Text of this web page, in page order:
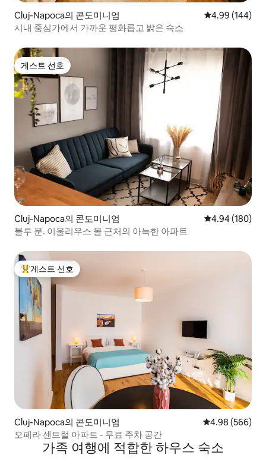
Cluj-Napoca의 콘도미니엄 평점 4.99점(5
4.99 (144)
시내 중심가에서 가까운 평화롭고 밝은 숙소
게스트 선호
게스트 선호
Cluj-Napoca의 콘도미니엄 평점 4.94점(5
4.94 (180)
블루 문. 이울리우스 몰 근처의 아늑한 아파트
상위 게스트 선호
게스트 선호
Cluj-Napoca의 콘도미니엄 평점 4.98점(5
4.98 (566)
오페라 센트럴 아파트 - 무료 주차 공간
가족 여행에 적합한 하우스 숙소